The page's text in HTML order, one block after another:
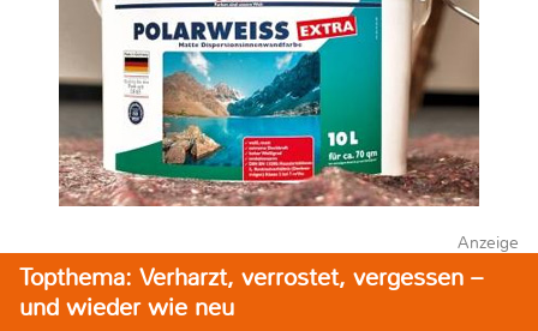
Anzeige
Topthema: Verharzt, verrostet, vergessen –
und wieder wie neu